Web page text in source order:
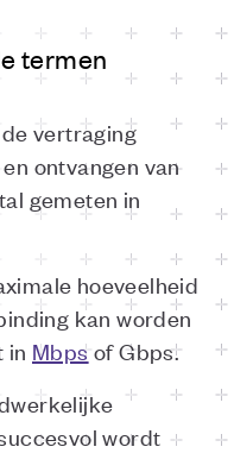
termen
vertraging
ontvangen van
gemeten in
hoeveelheid
kan worden
in Mbps of Gbps.
wordt